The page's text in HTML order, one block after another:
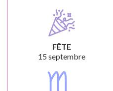
FÊTE
15 septembre